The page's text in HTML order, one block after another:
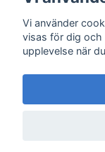
Läs mer
Vi använder
visas för dig och
upplevelse när